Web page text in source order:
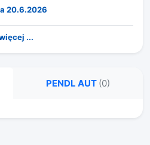
20.6.2026
...
PENDL AUT (0)